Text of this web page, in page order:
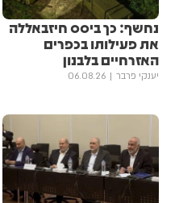
נחשף: כך ביסס חיזבאללה
את פעילותו בכפרים
האזרחיים בלבנון
יענקי פרבר 06.08.26